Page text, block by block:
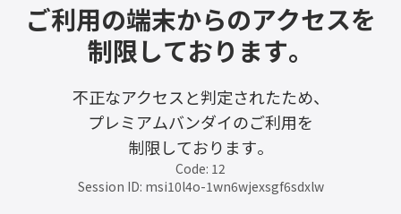
ご利用の端末からのアクセスを
制限しております。
不正なアクセスと判定されたため、
プレミアムバンダイのご利用を
制限しております。
Code: 12
Session ID: msi10l4o-1wn6wjexsgf6sdxlw